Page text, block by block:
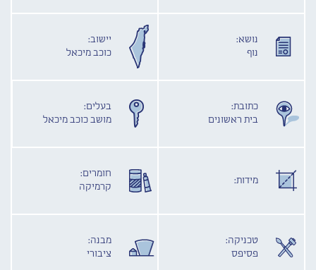
נושא:
נוף
יישוב:
כוכב מיכאל
כתובת:
בית ראשונים
בעלים:
מושב כוכב מיכאל
מידות:
חומרים:
קרמיקה
טכניקה:
פסיפס
מבנה:
ציבורי